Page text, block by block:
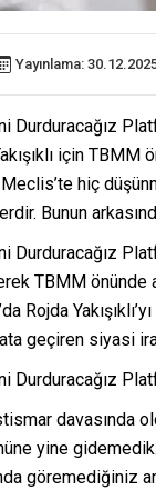
Yayınlama:
Durduracağız
için TBMM
hiç
Bunun
Durduracağız
TBMM
Rojda
geçiren siyasi
Durduracağız
davasında
yine gidemedik.
göremediğiniz